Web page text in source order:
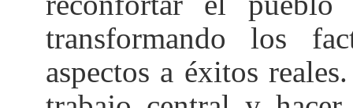
transformando los
aspectos a éxitos